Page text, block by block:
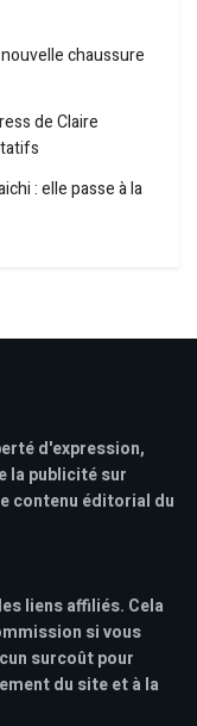
chaussure
de Claire
: elle passe à la
d'expression,
la publicité sur
contenu éditorial du
liens affiliés. Cela
si vous
surcoût pour
du site et à la